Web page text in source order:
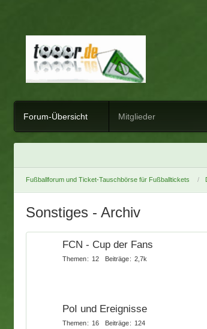
Forum-Übersicht Mitglieder
Fußballforum und Ticket-Tauschbörse für Fußballtickets
Sonstiges - Archiv
FCN - Cup der Fans
Themen 12 Beiträge 2,7k
PoI und Ereignisse
Themen 16 Beiträge 124